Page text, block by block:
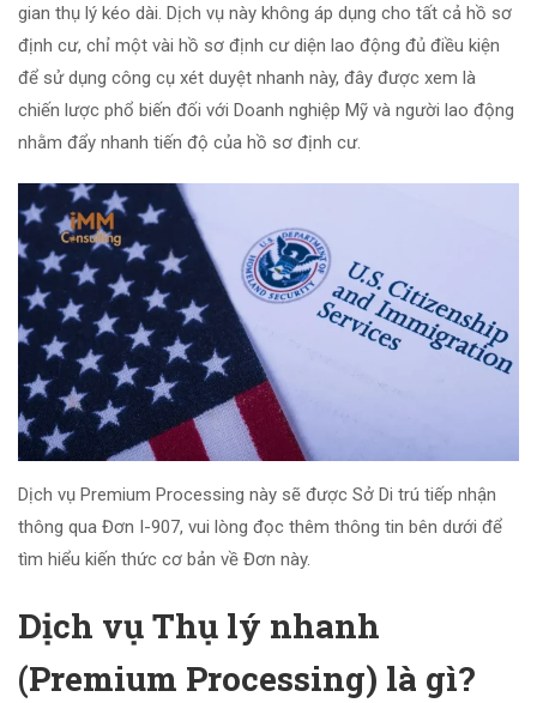
gian thụ lý kéo dài. Dịch vụ này không áp dụng cho tất cả hồ sơ
định cư, chỉ một vài hồ sơ định cư diện lao động đủ điều kiện
để sử dụng công cụ xét duyệt nhanh này, đây được xem là
chiến lược phổ biến đối với Doanh nghiệp Mỹ và người lao động
nhằm đẩy nhanh tiến độ của hồ sơ định cư.
Dịch vụ Premium Processing này sẽ được Sở Di trú tiếp nhận
thông qua Đơn I-907, vui lòng đọc thêm thông tin bên dưới để
tìm hiểu kiến thức cơ bản về Đơn này.
Dịch vụ Thụ lý nhanh
(Premium Processing) là gì?